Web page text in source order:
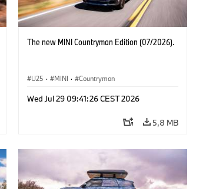
The new MINI Countryman Edition (07/2026).
U25 · MINI · Countryman
Wed Jul 29 09:41:26 CEST 2026
5,8 MB